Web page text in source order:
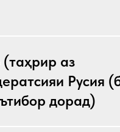
аз
Русия
дорад)